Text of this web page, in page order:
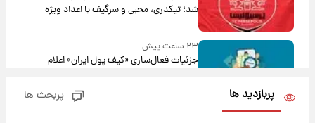
شد؛ تیکدری، محبی و سرگیف با اعداد ویژه
۲۳ ساعت پیش
جزئیات فعال‌سازی «کیف پول ایران» اعلام
پربازدید ها پربحث ها